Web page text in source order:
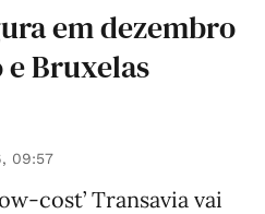
em dezembro
Bruxelas
09:57
cost’ Transavia vai